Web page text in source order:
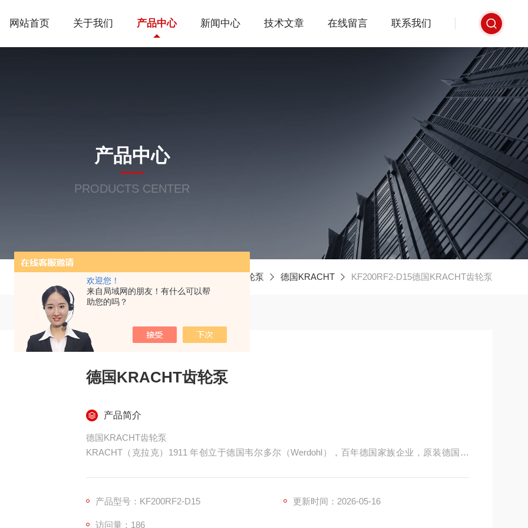
欢迎您！
来自局域网的朋友！有什么可以帮
助您的吗？
网站首页 关于我们 产品中心 新闻中心 技术文章 在线留言 联系我们
产品中心
PRODUCTS CENTER
当前位置： 齿轮泵 德国KRACHT KF200RF2-D15德国KRACHT齿轮泵
德国KRACHT齿轮泵
产品简介
德国KRACHT齿轮泵
KRACHT（克拉克）1911 年创立于德国韦尔多尔（Werdohl），百年德国家族企业，原装德国制
度高，以 “耐用、稳定、低噪、精密" 著称。
产品型号：KF200RF2-D15 更新时间：2026-05-16
访问量：186